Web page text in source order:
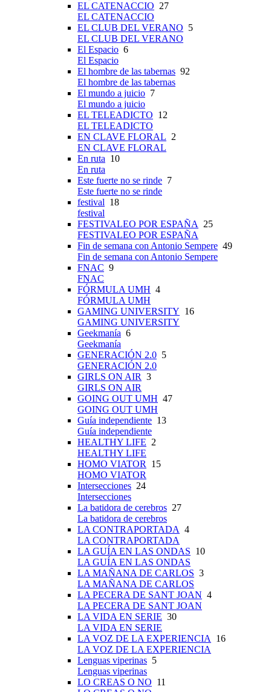
EL CATENACCIO 27
EL CATENACCIO
EL CLUB DEL VERANO 5
EL CLUB DEL VERANO
El Espacio 6
El Espacio
El hombre de las tabernas 92
El hombre de las tabernas
El mundo a juicio 7
El mundo a juicio
EL TELEADICTO 12
EL TELEADICTO
EN CLAVE FLORAL 2
EN CLAVE FLORAL
En ruta 10
En ruta
Este fuerte no se rinde 7
Este fuerte no se rinde
festival 18
festival
FESTIVALEO POR ESPAÑA
25
FESTIVALEO POR ESPAÑA
Fin de semana con Antonio Sempere 49
Fin de semana con Antonio Sempere
FNAC 9
FNAC
FÓRMULA UMH 4
FÓRMULA UMH
GAMING UNIVERSITY 16
GAMING UNIVERSITY
Geekmanía 6
Geekmanía
GENERACIÓN 2.0 5
GENERACIÓN 2.0
GIRLS ON AIR 3
GIRLS ON AIR
GOING OUT UMH 47
GOING OUT UMH
Guía independiente 13
Guía independiente
HEALTHY LIFE 2
HEALTHY LIFE
HOMO VIATOR
15
HOMO VIATOR
Intersecciones 24
Intersecciones
La batidora de cerebros 27
La batidora de cerebros
LA CONTRAPORTADA 4
LA CONTRAPORTADA
LA GUÍA EN LAS ONDAS 10
LA GUÍA EN LAS ONDAS
LA MAÑANA DE CARLOS 3
LA MAÑANA DE CARLOS
LA PECERA DE SANT JOAN 4
LA PECERA DE SANT JOAN
LA VIDA EN SERIE 30
LA VIDA EN SERIE
LA VOZ DE LA EXPERIENCIA
16
LA VOZ DE LA EXPERIENCIA
Lenguas viperinas 5
Lenguas viperinas
LO CREAS O NO 11